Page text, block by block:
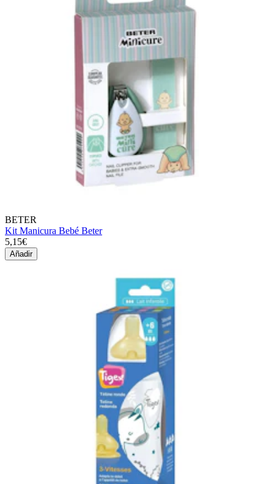
BETER
Kit Manicura Bebé Beter
5,15€
Añadir